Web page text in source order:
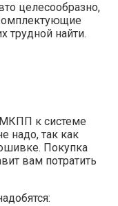
целесообразно,
трудной найти.
к системе
надо, так как
Покупка
вам потратить